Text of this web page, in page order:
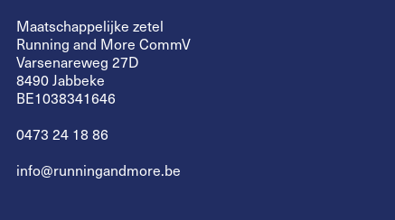
Maatschappelijke zetel
Running and More CommV
Varsenareweg 27D
8490 Jabbeke
BE1038341646
0473 24 18 86
info@runningandmore.be